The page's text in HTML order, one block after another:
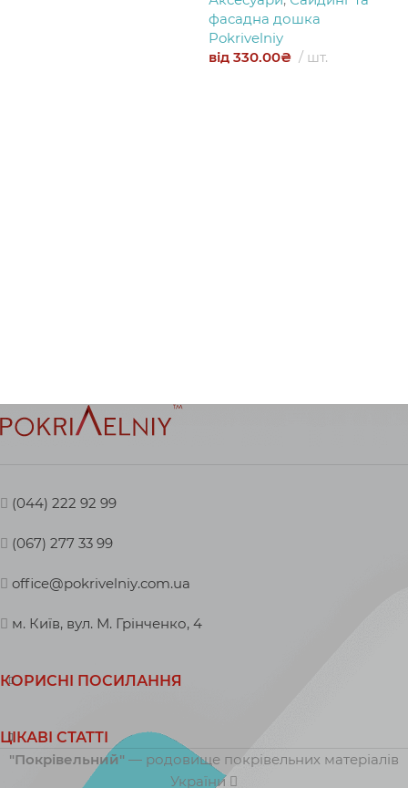
фасадна дошка
Pokrivelniy
від 330.00₴ шт.
(044) 222 92 99
(067) 277 33 99
office@pokrivelniy.com.ua
м. Київ, вул. М. Грінченко, 4
КОРИСНІ ПОСИЛАННЯ
ЦІКАВІ СТАТТІ
"Покрівельний" — родовище покрівельних матеріалів
України